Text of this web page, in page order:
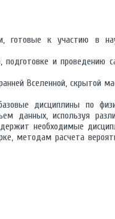
готовые к участию в
подготовке и проведению
Вселенной, скрытой
дисциплины по
данных, используя
необходимые
методам расчета